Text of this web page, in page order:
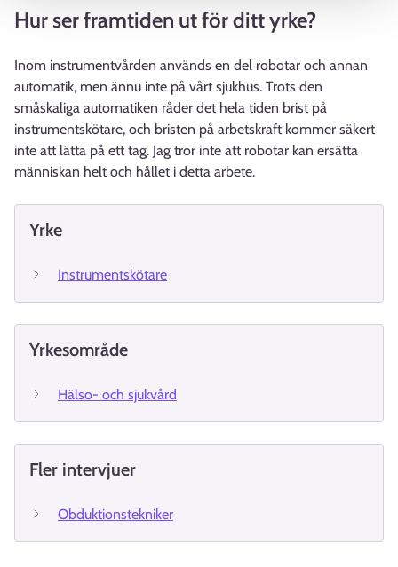
Hur ser framtiden ut för ditt yrke?
Inom instrumentvården används en del robotar och annan
automatik, men ännu inte på vårt sjukhus. Trots den
småskaliga automatiken råder det hela tiden brist på
instrumentskötare, och bristen på arbetskraft kommer säkert
inte att lätta på ett tag. Jag tror inte att robotar kan ersätta
människan helt och hållet i detta arbete.
Yrke
Instrumentskötare
Yrkesområde
Hälso- och sjukvård
Fler intervjuer
Obduktionstekniker